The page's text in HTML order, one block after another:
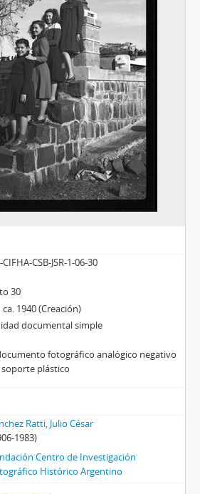
Fotografías sobre 13 "Niños y Flia", Sin fecha
Fotografías sobre 14, Sin fecha
Fotografías sobre 15 “Varias”, Sin fecha
Fotografías sobre 16, Sin fecha
Fotografías sobre 17 “Casanova”, Sin fecha
Fotografías sobre 18 “Rowing antiguo”, Sin fecha
Fotografías sobre 19 "Ruinas Paraguay?", ca. 1935
Fotografías sobre 20 "San Ignacio...", Sin fecha
Fotografías sobre 21, Sin fecha
Fotografías sobre 22, Sin fecha
Fotografías sobre 23, 1938?
Fotografías sobre 24 “Norte argentino”, Sin fecha
Fotografías sobre 25 “Varias”, Sin fecha
Fotografías sobre 27 “Interior de Misiones”, Sin fecha
Fotografías sobre 28 “Mar del Plata, vertical”, Sin fecha
Fotografías sobre 30 “Señor Juan Pérez-Rioja”, Sin fecha
Fotografías sobre 31, Sin fecha
Fotografías sobre 32 “Sánchez”, Sin fecha
Fotografías sobre 33 “Brasil – fotos familiares – varias”, Sin fecha
Fotografías sobre 34 “Sr. Ramón R. Dorrego”, Sin fecha
Fotografías sobre 37, Sin fecha
Fotografías sobre 38 “Sánchez”, Sin fecha
Fotografías sobre 39 “Flia, Interior...", Sin fecha
documental simple] Foto 1, Sin fecha
CIFHA-CSB-JSR-1-06-30
30
ca. 1940 (Creación)
documental simple
fotográfico analógico negativo
plástico
Ratti, Julio César
1983)
Centro de Investigación
Histórico Argentino